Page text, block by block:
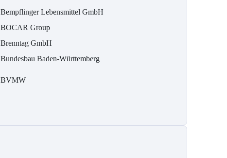
Bempflinger Lebensmittel GmbH
BOCAR Group
Brenntag GmbH
Bundesbau Baden-Württemberg
BVMW